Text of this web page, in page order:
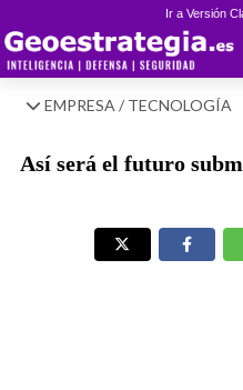
Ir a Versión
EMPRESA / TECNOLOGÍA
Así será el futuro